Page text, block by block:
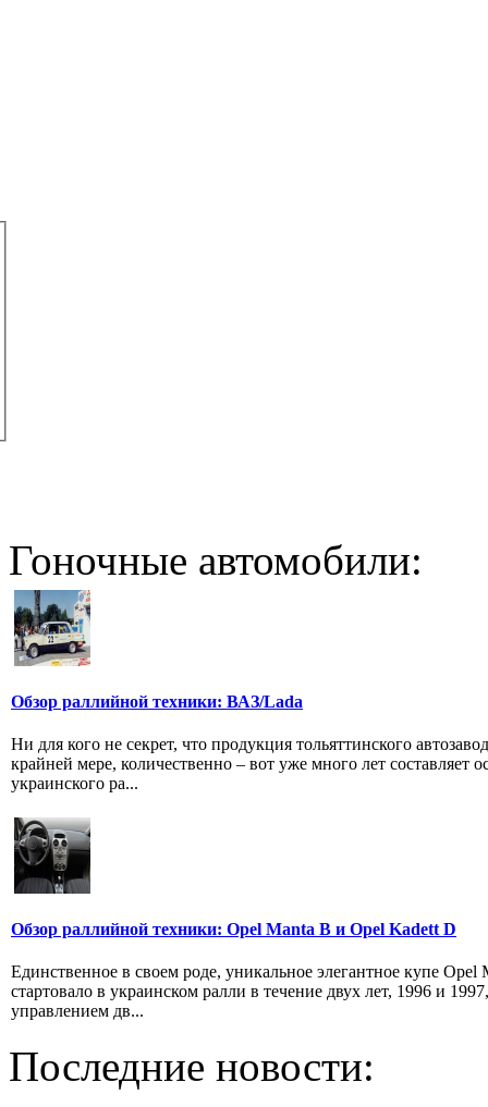
Гоночные автомобили:
Обзор раллийной техники: ВАЗ/Lada
Ни для кого не секрет, что продукция тольяттинского
крайней мере, количественно – вот уже много лет составляет
украинского ра...
Обзор раллийной техники: Opel Manta B и Opel Kadett D
Единственное в своем роде, уникальное элегантное купе Opel
стартовало в украинском ралли в течение двух лет, 1996 и
управлением дв...
Последние новости: